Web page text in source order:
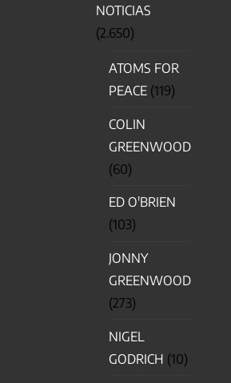
NOTICIAS
(2.650)
ATOMS FOR
PEACE (119)
COLIN
GREENWOOD
(60)
ED O'BRIEN
(103)
JONNY
GREENWOOD
(273)
NIGEL
GODRICH (10)